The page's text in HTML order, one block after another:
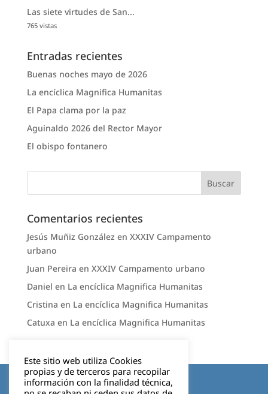
Las siete virtudes de San...
765 vistas
Entradas recientes
Buenas noches mayo de 2026
La encíclica Magnifica Humanitas
El Papa clama por la paz
Aguinaldo 2026 del Rector Mayor
El obispo fontanero
Comentarios recientes
Jesús Muñiz González en XXXIV Campamento
urbano
Juan Pereira en XXXIV Campamento urbano
Daniel en La encíclica Magnifica Humanitas
Cristina en La encíclica Magnifica Humanitas
Catuxa en La encíclica Magnifica Humanitas
Aviso legal
Este sitio web utiliza Cookies
propias y de terceros para recopilar
información con la finalidad técnica,